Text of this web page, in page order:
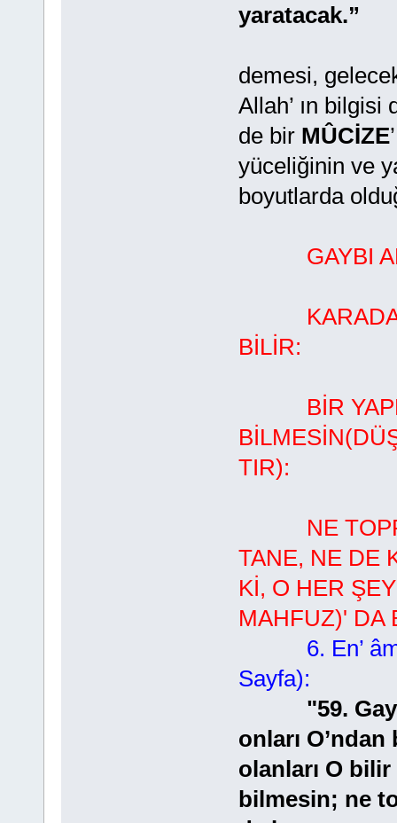
yaratacak.”
demesi,
Allah’ ın bilgisi
de bir MÛCİZE
yüceliğinin ve
boyutlarda
GAYBI
KARADA
BİLİR:
BİR
TIR):
NE
TANE, NE DE
Kİ, O HER
MAHFUZ)' DA
6. En’
Sayfa):
"59.
onları
olanları O
bilmesin; ne